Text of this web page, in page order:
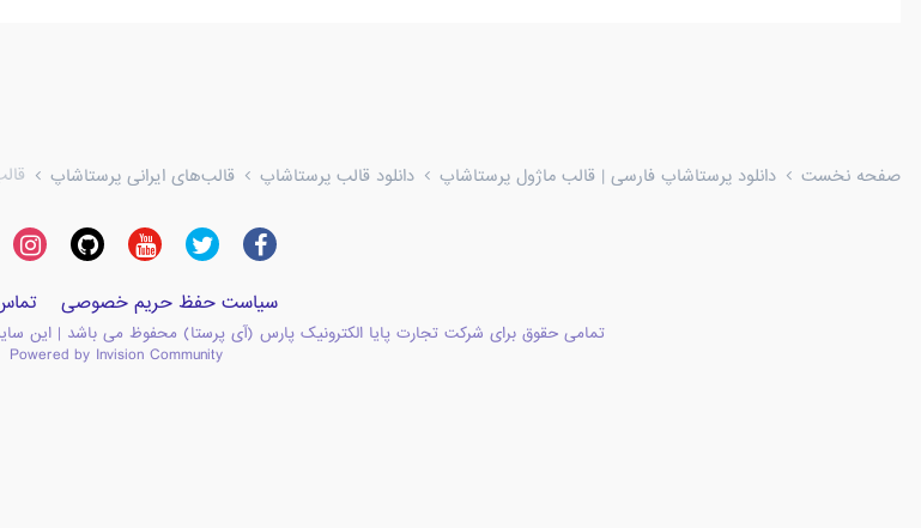
صفحه نخست دانلود پرستاشاپ فارسی | قالب ماژول پرستاشاپ دانلود قالب پرستاشاپ قالب‌های ایرانی پرستاشاپ
سیاست حفظ حریم خصوصی
تمامی حقوق برای شرکت تجارت پایا الکترونیک پارس (آی پرستا) محفوظ می باشد | این
Powered by Invision Community